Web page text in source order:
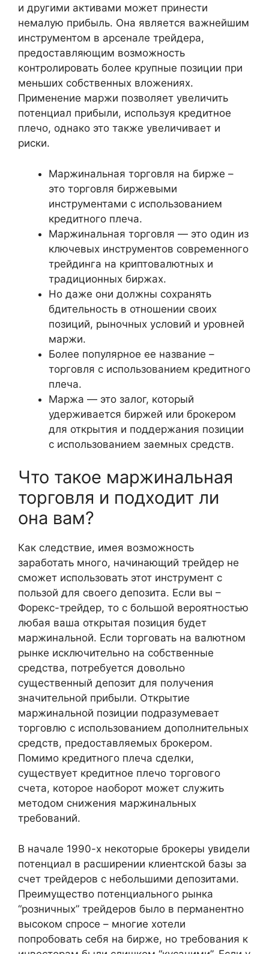
и другими активами может принести
немалую прибыль. Она является важнейшим
инструментом в арсенале трейдера,
предоставляющим возможность
контролировать более крупные позиции при
меньших собственных вложениях.
Применение маржи позволяет увеличить
потенциал прибыли, используя кредитное
плечо, однако это также увеличивает и
риски.
Маржинальная торговля на бирже –
это торговля биржевыми
инструментами с использованием
кредитного плеча.
Маржинальная торговля — это один из
ключевых инструментов современного
трейдинга на криптовалютных и
традиционных биржах.
Но даже они должны сохранять
бдительность в отношении своих
позиций, рыночных условий и уровней
маржи.
Более популярное ее название –
торговля с использованием кредитного
плеча.
Маржа — это залог, который
удерживается биржей или брокером
для открытия и поддержания позиции
с использованием заемных средств.
Что такое маржинальная
торговля и подходит ли
она вам?
Как следствие, имея возможность
заработать много, начинающий трейдер не
сможет использовать этот инструмент с
пользой для своего депозита. Если вы –
Форекс-трейдер, то с большой вероятностью
любая ваша открытая позиция будет
маржинальной. Если торговать на валютном
рынке исключительно на собственные
средства, потребуется довольно
существенный депозит для получения
значительной прибыли. Открытие
маржинальной позиции подразумевает
торговлю с использованием дополнительных
средств, предоставляемых брокером.
Помимо кредитного плеча сделки,
существует кредитное плечо торгового
счета, которое наоборот может служить
методом снижения маржинальных
требований.
В начале 1990-х некоторые брокеры увидели
потенциал в расширении клиентской базы за
счет трейдеров с небольшими депозитами.
Преимущество потенциального рынка
“розничных” трейдеров было в перманентно
высоком спросе – многие хотели
попробовать себя на бирже, но требования к